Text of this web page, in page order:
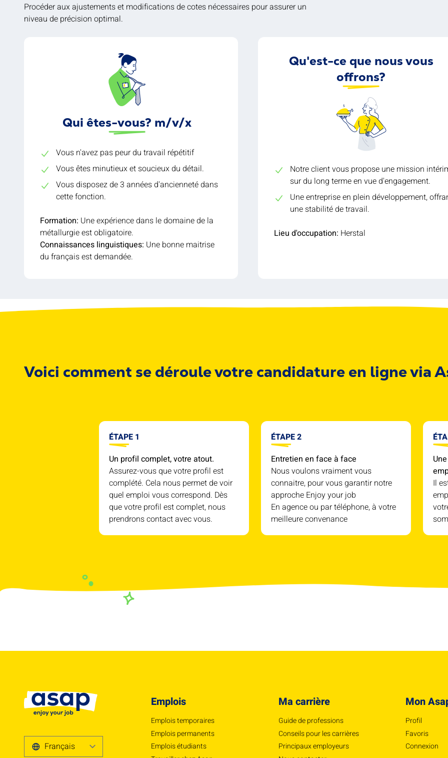
Procéder aux ajustements et modifications de cotes nécessaires pour assurer un
niveau de précision optimal.
Qui êtes-vous? m/v/x
Vous n'avez pas peur du travail répétitif
Vous êtes minutieux et soucieux du détail.
Vous disposez de 3 années d'ancienneté dans
cette fonction.
Formation: Une expérience dans le domaine de la
métallurgie est obligatoire.
Connaissances linguistiques: Une bonne maitrise
du français est demandée.
Qu'est-ce que nous vous
offrons?
Notre client vous propose une mission
sur du long terme en vue d'engagement.
Une entreprise en plein développement,
une stabilité de travail.
Lieu d'occupation: Herstal
Voici comment se déroule votre candidature en ligne via
ÉTAPE 1
Un profil complet, votre atout.
Assurez-vous que votre profil est
complété. Cela nous permet de voir
quel emploi vous correspond. Dès
que votre profil est complet, nous
prendrons contact avec vous.
ÉTAPE 2
Entretien en face à face
Nous voulons vraiment vous
connaitre, pour vous garantir notre
approche Enjoy your job
En agence ou par téléphone, à votre
meilleure convenance
Il
Emplois
Emplois temporaires
Emplois permanents
Emplois étudiants
Ma carrière
Guide de professions
Conseils pour les carrières
Principaux employeurs
Mon
Profil
Favoris
Connexion